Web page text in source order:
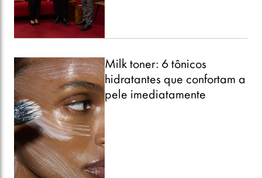
Milk toner: 6 tônicos
hidratantes que confortam a
pele imediatamente